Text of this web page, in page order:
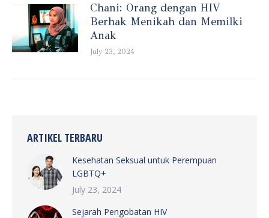
Chani: Orang dengan HIV
Berhak Menikah dan Memilki
Anak
July 23, 2024
ARTIKEL TERBARU
Kesehatan Seksual untuk Perempuan
LGBTQ+
July 23, 2024
Sejarah Pengobatan HIV